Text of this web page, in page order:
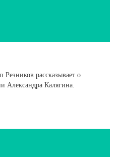
Резников рассказывает о
Александра Калягина.